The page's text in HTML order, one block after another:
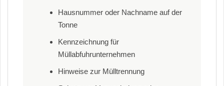
Hausnummer oder Nachname auf der
Tonne
Kennzeichnung für
Müllabfuhrunternehmen
Hinweise zur Mülltrennung